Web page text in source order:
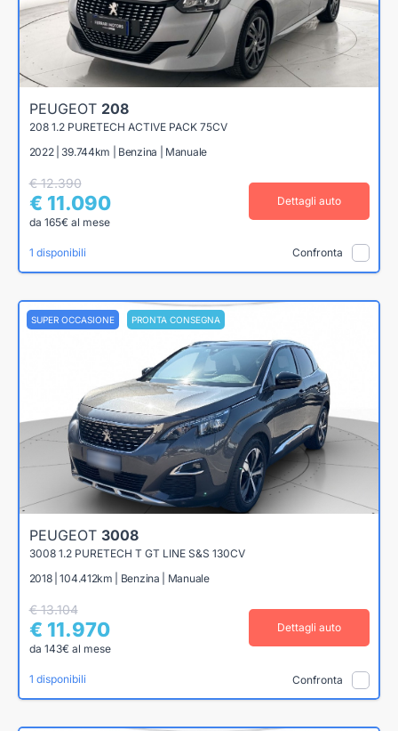
PEUGEOT 208
208 1.2 PURETECH ACTIVE PACK 75CV
2022 | 39.744km | Benzina | Manuale
€ 12.390
€ 11.090
da 165€ al mese
Dettagli auto
1 disponibili Confronta
SUPER OCCASIONE PRONTA CONSEGNA
PEUGEOT 3008
3008 1.2 PURETECH T GT LINE S&S 130CV
2018 | 104.412km | Benzina | Manuale
€ 13.104
€ 11.970
da 143€ al mese
Dettagli auto
1 disponibili Confronta